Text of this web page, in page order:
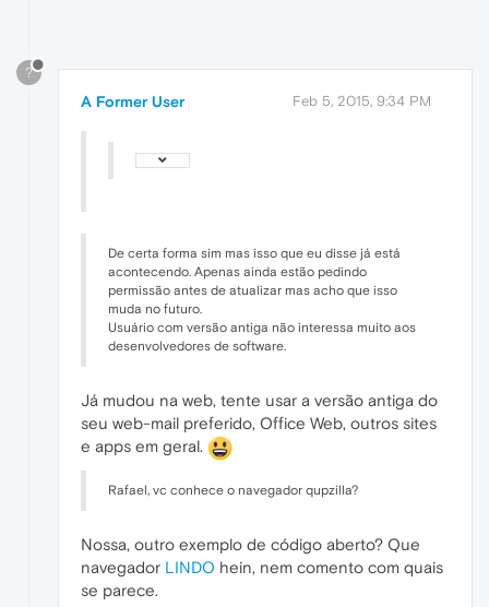
?
A Former User Feb 5, 2015, 9:34 PM
De certa forma sim mas isso que eu disse já está
acontecendo. Apenas ainda estão pedindo
permissão antes de atualizar mas acho que isso
muda no futuro.
Usuário com versão antiga não interessa muito aos
desenvolvedores de software.
Já mudou na web, tente usar a versão antiga do
seu web-mail preferido, Office Web, outros sites
e apps em geral.
Rafael, vc conhece o navegador qupzilla?
Nossa, outro exemplo de código aberto? Que
navegador LINDO hein, nem comento com quais
se parece.